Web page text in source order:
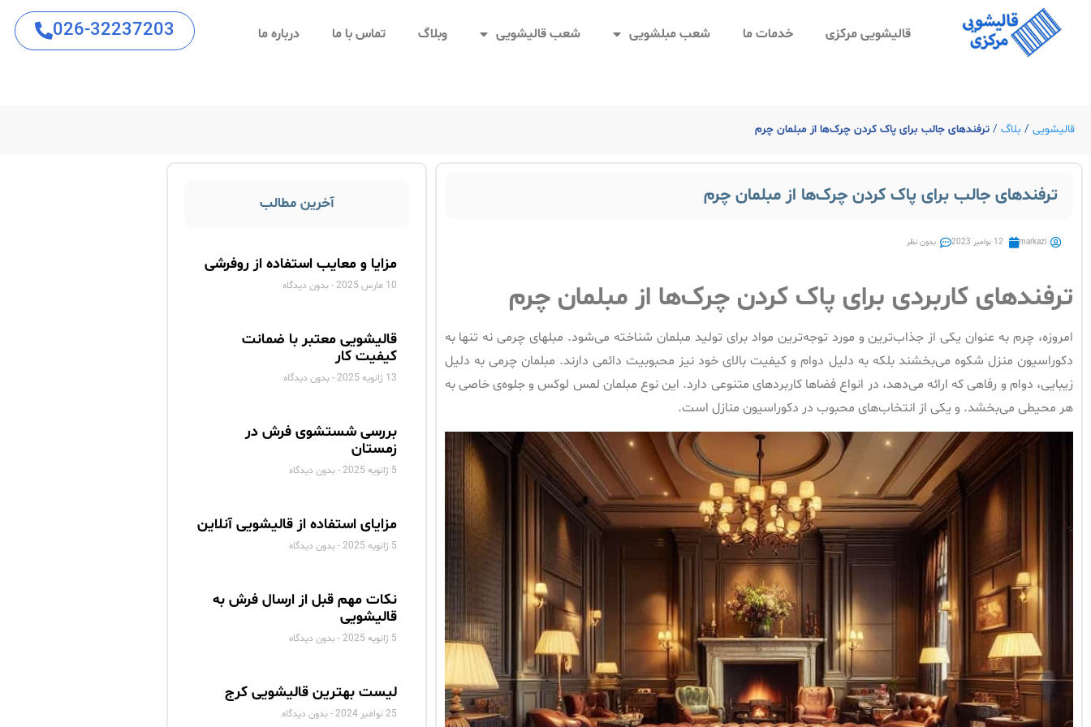
قالیشویی مرکزی خدمات ما شعب مبلشویی شعب قالیشویی وبلاگ تماس با ما درباره ما 026-32237203
قالیشویی / بلاگ / ترفندهای جالب برای پاک کردن چرک‌ها از مبلمان چرم
ترفندهای جالب برای پاک کردن چرک‌ها از مبلمان چرم
markazi 12 نوامبر 2023 بدون نظر
ترفندهای کاربردی برای پاک کردن چرک‌ها از مبلمان چرم
امروزه، چرم به عنوان یکی از جذاب‌ترین و مورد توجه‌ترین مواد برای تولید مبلمان شناخته می‌شود. مبلهای چرمی نه تنها به
دکوراسیون منزل شکوه می‌بخشند بلکه به دلیل دوام و کیفیت بالای خود نیز محبوبیت دائمی دارند. مبلمان چرمی به دلیل
زیبایی، دوام و رفاهی که ارائه می‌دهد، در انواع فضاها کاربردهای متنوعی دارد. این نوع مبلمان لمس لوکس و جلوه‌ی خاصی به
هر محیطی می‌بخشد. و یکی از انتخاب‌های محبوب در دکوراسیون منازل است.
آخرین مطالب
مزایا و معایب استفاده از روفرشی
10 مارس 2025 بدون دیدگاه
قالیشویی معتبر با ضمانت
کیفیت کار
13 ژانویه 2025 بدون دیدگاه
بررسی شستشوی فرش در
زمستان
5 ژانویه 2025 بدون دیدگاه
مزایای استفاده از قالیشویی آنلاین
5 ژانویه 2025 بدون دیدگاه
نکات مهم قبل از ارسال فرش به
قالیشویی
5 ژانویه 2025 بدون دیدگاه
لیست بهترین قالیشویی کرج
25 نوامبر 2024 بدون دیدگاه